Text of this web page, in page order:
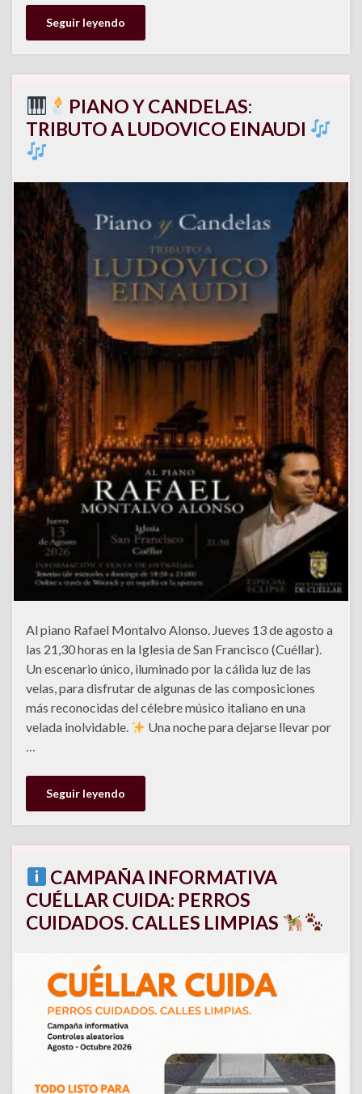
Seguir leyendo
PIANO Y CANDELAS:
TRIBUTO A LUDOVICO EINAUDI
Al piano Rafael Montalvo Alonso. Jueves 13 de agosto a
las 21,30 horas en la Iglesia de San Francisco (Cuéllar).
Un escenario único, iluminado por la cálida luz de las
velas, para disfrutar de algunas de las composiciones
más reconocidas del célebre músico italiano en una
velada inolvidable.
Una noche para dejarse llevar por
…
Seguir leyendo
CAMPAÑA INFORMATIVA
CUÉLLAR CUIDA: PERROS
CUIDADOS. CALLES LIMPIAS